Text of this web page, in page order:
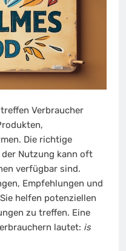
Verbraucher
Die richtige
Nutzung kann oft
verfügbar sind.
Empfehlungen und
helfen potenziellen
zu treffen. Eine
lautet: is